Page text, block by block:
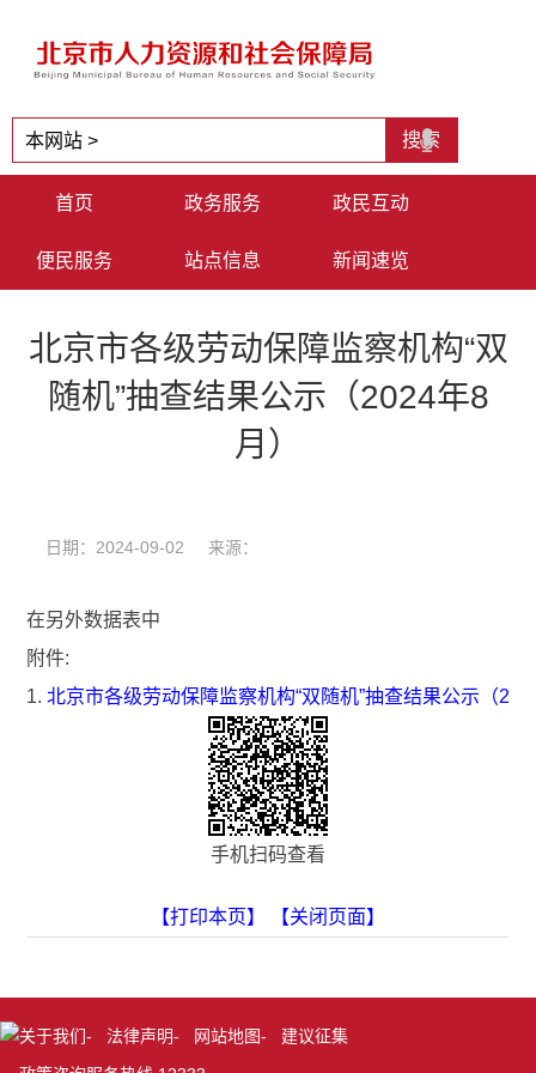
首页 政务服务 政民互动
便民服务 站点信息 新闻速览
北京市各级劳动保障监察机构“双
随机”抽查结果公示（2024年8
月）
日期：2024-09-02 来源：
在另外数据表中
附件:
1.北京市各级劳动保障监察机构“双随机”抽查结果公示（
手机扫码查看
【打印本页】 【关闭页面】
关于我们- 法律声明- 网站地图- 建议征集